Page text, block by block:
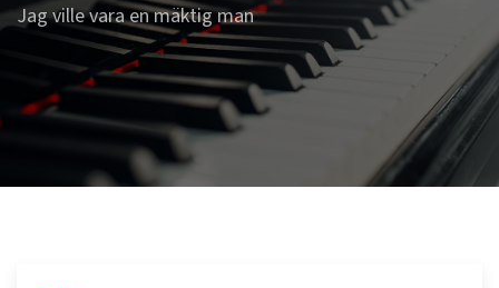
Jag ville vara en mäktig man